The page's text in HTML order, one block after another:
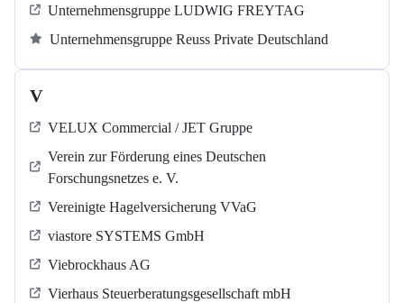
Unternehmensgruppe LUDWIG FREYTAG
Unternehmensgruppe Reuss Private Deutschland
V
VELUX Commercial / JET Gruppe
Verein zur Förderung eines Deutschen
Forschungsnetzes e. V.
Vereinigte Hagelversicherung VVaG
viastore SYSTEMS GmbH
Viebrockhaus AG
Vierhaus Steuerberatungsgesellschaft mbH